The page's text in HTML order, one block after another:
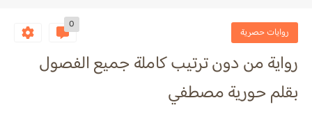
روايات حصرية
0
رواية من دون ترتيب كاملة جميع الفصول
بقلم حورية مصطفي